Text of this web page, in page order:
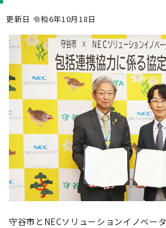
更新日 令和6年10月18日
守谷市とNECソリューションイノベー